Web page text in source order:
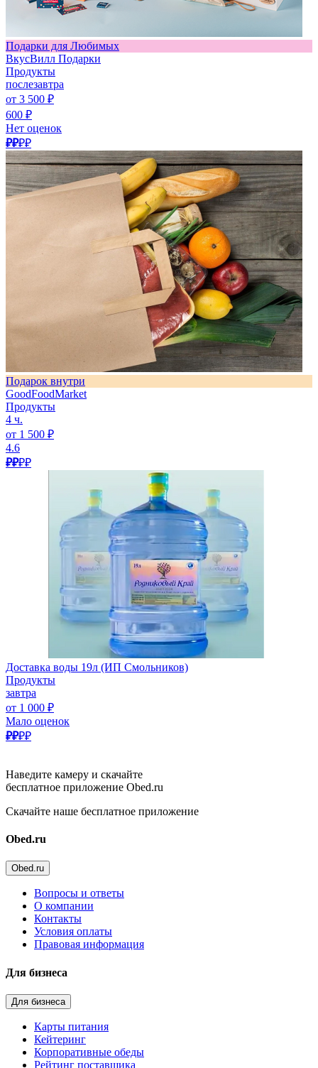
Подарки для Любимых
ВкусВилл Подарки
Продукты
послезавтра
от 3 500 ₽
600 ₽
Нет оценок
₽₽₽₽
Подарок внутри
GoodFoodMarket
Продукты
4 ч.
от 1 500 ₽
4.6
₽₽₽₽
Доставка воды 19л (ИП Смольников)
Продукты
завтра
от 1 000 ₽
Мало оценок
₽₽₽₽
Наведите камеру и скачайте
бесплатное приложение Obed.ru
Скачайте наше бесплатное приложение
Obed.ru
Obed.ru
Вопросы и ответы
О компании
Контакты
Условия оплаты
Правовая информация
Для бизнеса
Для бизнеса
Карты питания
Кейтеринг
Корпоративные обеды
Рейтинг поставщика